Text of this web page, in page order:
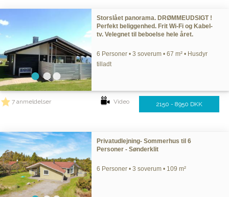
Storslået panorama. DRØMMEUDSIGT !
Perfekt beliggenhed. Frit Wi-Fi og Kabel-
tv. Velegnet til beboelse hele året.
6 Personer • 3 soverum • 67 m² • Husdyr
tilladt
7 anmeldelser Video 2150 - 8950 DKK
Privatudlejning- Sommerhus til 6
Personer - Sønderklit
6 Personer • 3 soverum • 109 m²